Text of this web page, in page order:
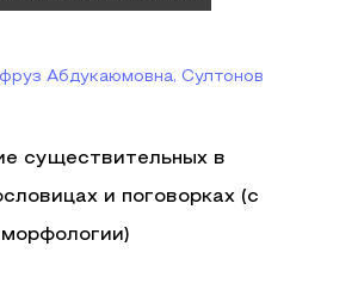
Абдукаюмовна, Султонов
существительных в
и поговорках (с